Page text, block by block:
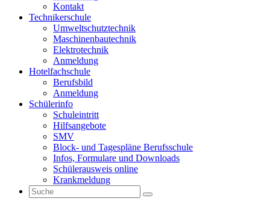
Kontakt
Technikerschule
Umweltschutztechnik
Maschinenbautechnik
Elektrotechnik
Anmeldung
Hotelfachschule
Berufsbild
Anmeldung
Schülerinfo
Schuleintritt
Hilfsangebote
SMV
Block- und Tagespläne Berufsschule
Infos, Formulare und Downloads
Schülerausweis online
Krankmeldung